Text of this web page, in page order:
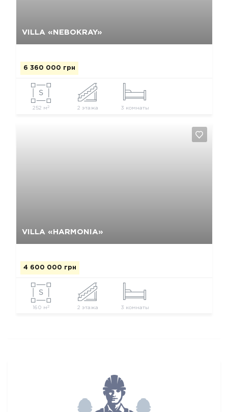
VILLA «NEBOKRAY»
6 360 000 грн
252 м 2 2 этажа 3 комнаты
VILLA «HARMONIA»
4 600 000 грн
160 м 2 2 этажа 3 комнаты